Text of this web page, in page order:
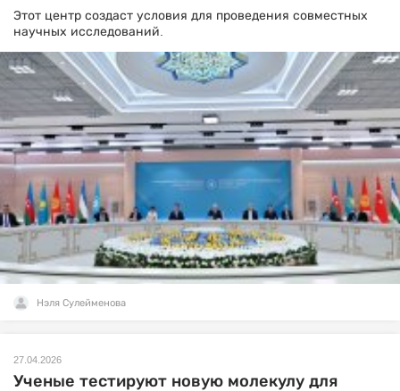
Этот центр создаст условия для проведения совместных
научных исследований.
Нэля Сулейменова
27.04.2026
Ученые тестируют новую молекулу для